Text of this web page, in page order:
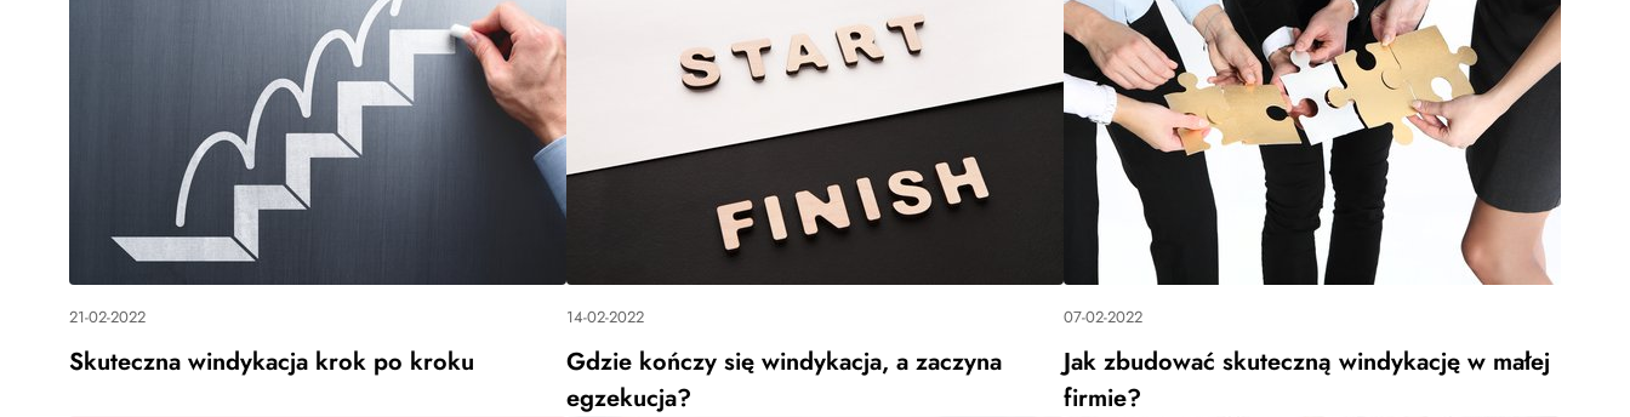
21-02-2022
Skuteczna windykacja krok po kroku
14-02-2022
Gdzie kończy się windykacja, a zaczyna
egzekucja?
07-02-2022
Jak zbudować skuteczną windykację w małej
firmie?